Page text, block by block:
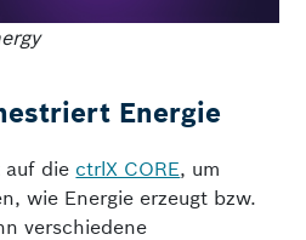
Energie
auf die ctrlX CORE, um
wie Energie erzeugt bzw.
verschiedene